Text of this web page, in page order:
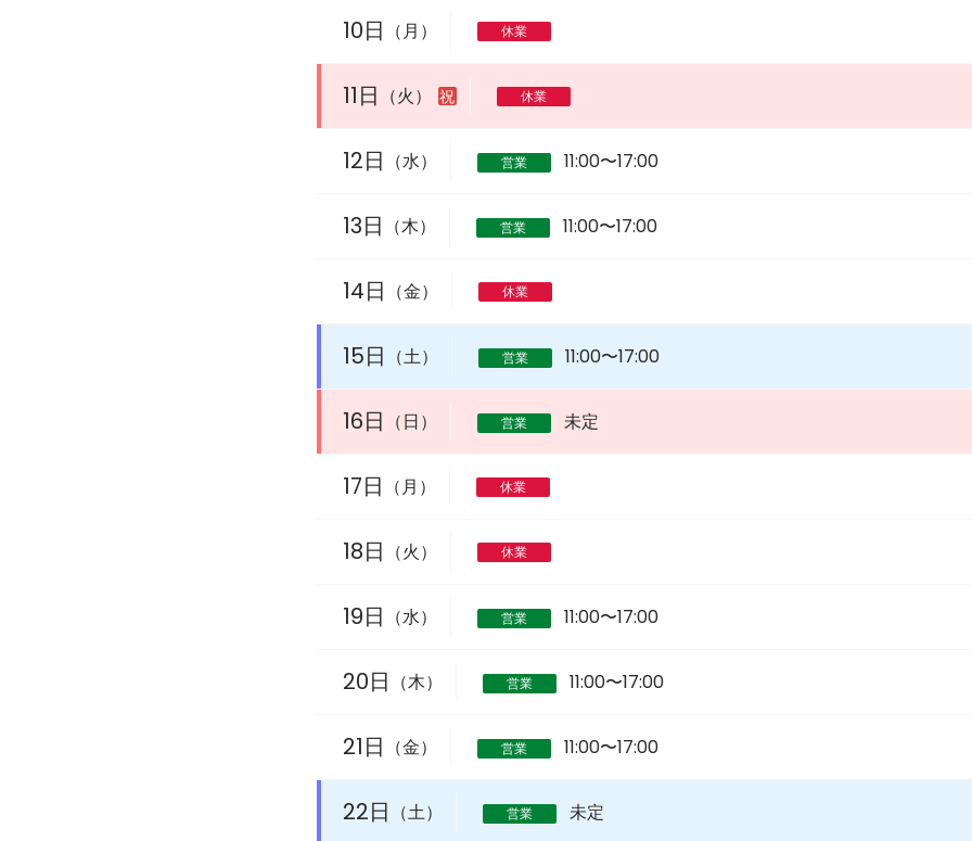
10日 （月） 休業
11日 （火） 休業
12日 （水） 営業 11:00〜17:00
13日 （木） 営業 11:00〜17:00
14日 （金） 休業
15日 （土） 営業 11:00〜17:00
16日 （日） 営業 未定
17日 （月） 休業
18日 （火） 休業
19日 （水） 営業 11:00〜17:00
20日 （木） 営業 11:00〜17:00
21日 （金） 営業 11:00〜17:00
22日 （土） 営業 未定